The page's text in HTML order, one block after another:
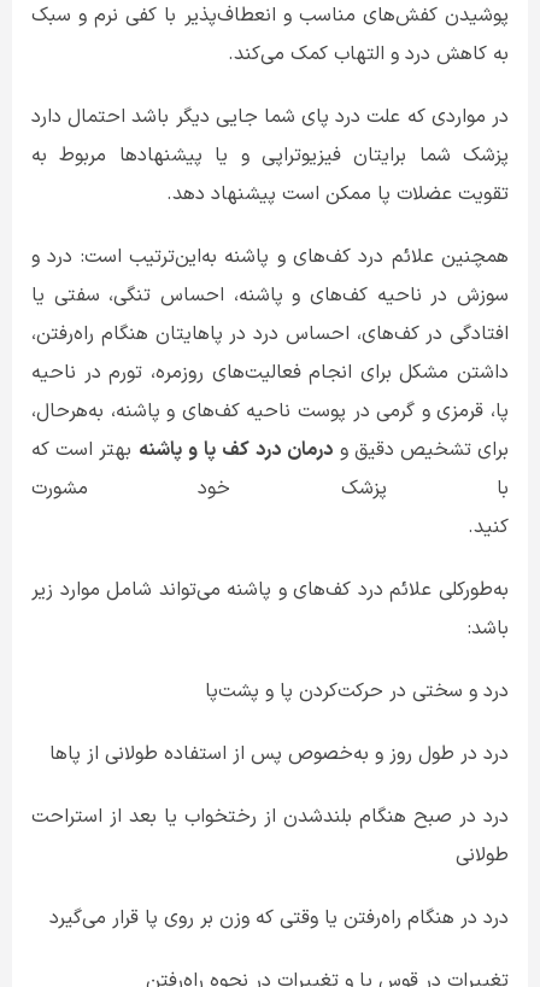
پوشیدن کفش‌های مناسب و انعطاف‌پذیر با کفی نرم و سبک
به کاهش درد و التهاب کمک می‌کند.
در مواردی که علت درد پای شما جایی دیگر باشد احتمال دارد
پزشک شما برایتان فیزیوتراپی و یا پیشنهادها مربوط به
تقویت عضلات پا ممکن است پیشنهاد دهد.
همچنین علائم درد کف‌های و پاشنه به‌این‌ترتیب است: درد و
سوزش در ناحیه کف‌های و پاشنه، احساس تنگی، سفتی یا
افتادگی در کف‌های، احساس درد در پاهایتان هنگام راه‌رفتن،
داشتن مشکل برای انجام فعالیت‌های روزمره، تورم در ناحیه
پا، قرمزی و گرمی در پوست ناحیه کف‌های و پاشنه، به‌هرحال،
برای تشخیص دقیق و درمان درد کف پا و پاشنه بهتر است که
با پزشک خود مشورت
کنید.
به‌طورکلی علائم درد کف‌های و پاشنه می‌تواند شامل موارد زیر
باشد:
درد و سختی در حرکت‌کردن پا و پشت‌پا
درد در طول روز و به‌خصوص پس از استفاده طولانی از پاها
درد در صبح هنگام بلندشدن از رختخواب یا بعد از استراحت
طولانی
درد در هنگام راه‌رفتن یا وقتی که وزن بر روی پا قرار می‌گیرد